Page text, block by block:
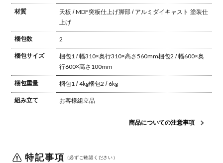
材質 天板 / MDF突板仕上げ脚部 / アルミダイキャスト 塗装仕
上げ
梱包数 2
梱包サイズ 梱包1 / 幅310×奥行310×高さ560mm梱包2 / 幅600×奥
行600×高さ100mm
梱包重量 梱包1 / 4kg梱包2 / 6kg
組み立て お客様組立品
商品についての注意事項
特記事項 （必ずご確認ください）